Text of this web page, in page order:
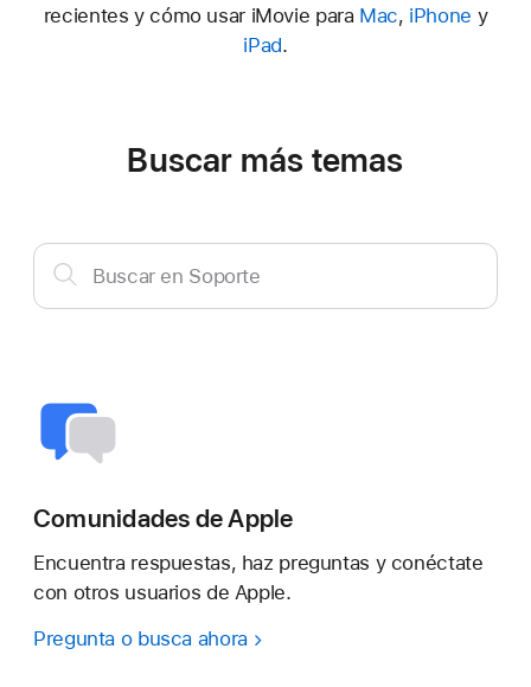
recientes y cómo usar iMovie para Mac, iPhone y
iPad.
Buscar más temas
Buscar
Soporte
Buscar en Soporte
Comunidades de Apple
Encuentra respuestas, haz preguntas y conéctate
con otros usuarios de Apple.
Pregunta o busca ahora